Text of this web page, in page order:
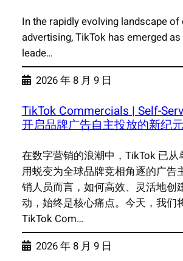
In the rapidly evolving landscape of
advertising, TikTok has emerged
leade…
2026 年 8 月 9 日
TikTok Commercials | Self-
开启品牌广告自主投放的新纪元
在数字营销的浪潮中，TikTok 已从
用蜕变为全球品牌竞相角逐的广告
销人员而言，如何高效、灵活地创
动，始终是核心痛点。今天，我们
TikTok Com…
2026 年 8 月 9 日